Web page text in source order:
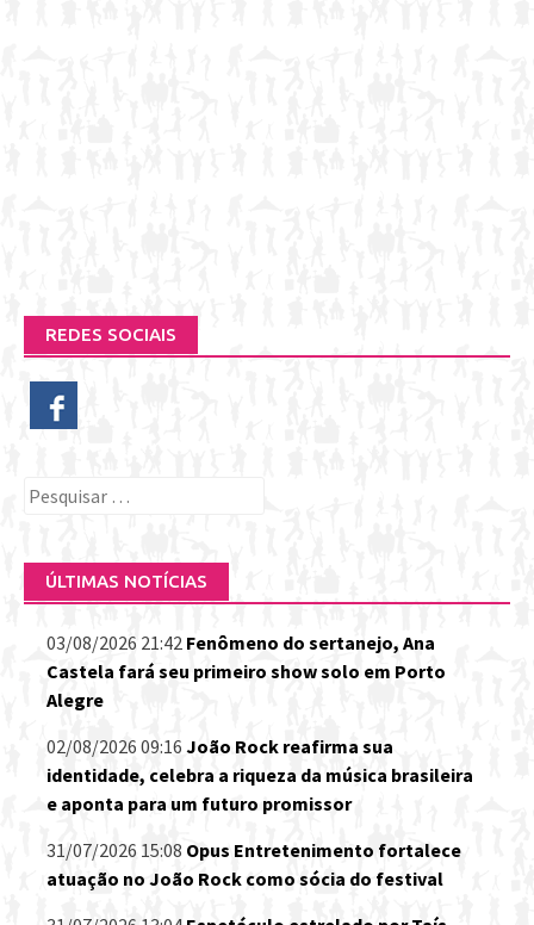
REDES SOCIAIS
Pesquisar
ÚLTIMAS NOTÍCIAS
03/08/2026 21:42 Fenômeno do sertanejo, Ana
Castela fará seu primeiro show solo em Porto
Alegre
02/08/2026 09:16 João Rock reafirma sua
identidade, celebra a riqueza da música brasileira
e aponta para um futuro promissor
31/07/2026 15:08 Opus Entretenimento fortalece
atuação no João Rock como sócia do festival